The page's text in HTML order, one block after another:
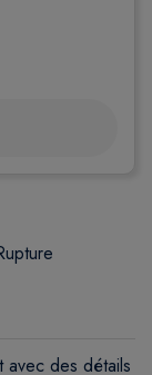
avec des détails